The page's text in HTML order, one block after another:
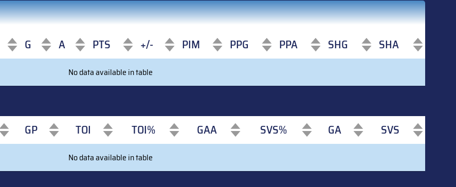
G A PTS +/- PIM PPG PPA SHG
SHA
G A PTS +/- PIM PPG PPA SHG SHA
No data available in table
GP TOI TOI% GAA SVS% GA
SVS
GP TOI TOI% GAA SVS% GA SVS
No data available in table